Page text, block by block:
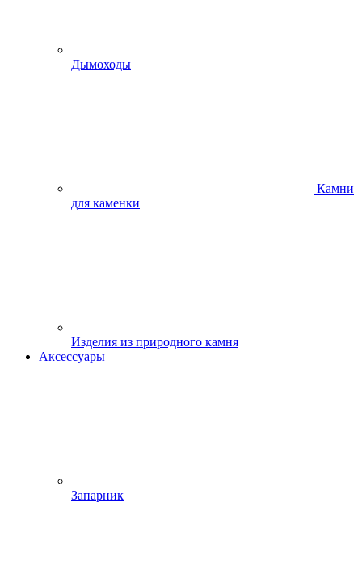
Дымоходы
Камни
для каменки
Изделия из природного камня
Аксессуары
Запарник